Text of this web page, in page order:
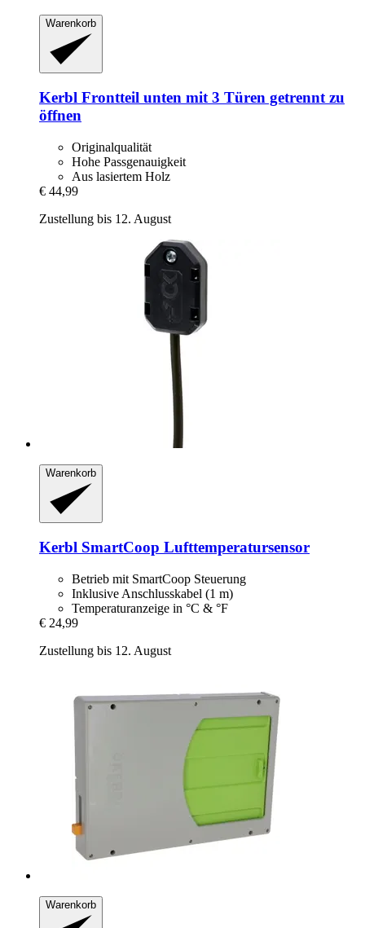
Warenkorb
Kerbl Frontteil unten mit 3 Türen getrennt zu
öffnen
Originalqualität
Hohe Passgenauigkeit
Aus lasiertem Holz
€ 44,99
Zustellung bis 12. August
Warenkorb
Kerbl SmartCoop Lufttemperatursensor
Betrieb mit SmartCoop Steuerung
Inklusive Anschlusskabel (1 m)
Temperaturanzeige in °C & °F
€ 24,99
Zustellung bis 12. August
Warenkorb